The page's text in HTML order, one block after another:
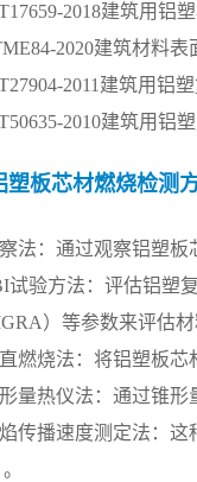
2018建筑用铝
2020建筑材料
2011建筑用铝
2010建筑用铝
塑板芯材燃烧检测
法：通过观察铝塑板
试验方法：评估铝塑
）等参数来评估
燃烧法：将铝塑板芯
量热仪法：通过锥形
传播速度测定法：